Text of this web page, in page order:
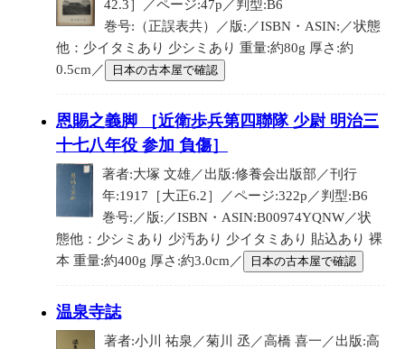
42.3］／ページ:47p／判型:B6
巻号:（正誤表共）／版:／ISBN・ASIN:／状態
他：少イタミあり 少シミあり 重量:約80g 厚さ:約
0.5cm／
日本の古本屋で確認
恩賜之義脚 ［近衛歩兵第四聯隊 少尉 明治三
十七八年役 参加 負傷］
著者:大塚 文雄／出版:修養会出版部／刊行
年:1917［大正6.2］／ページ:322p／判型:B6
巻号:／版:／ISBN・ASIN:B00974YQNW／状
態他：少シミあり 少汚あり 少イタミあり 貼込あり 裸
本 重量:約400g 厚さ:約3.0cm／
日本の古本屋で確認
温泉寺誌
著者:小川 祐泉／菊川 丞／高橋 喜一／出版:高